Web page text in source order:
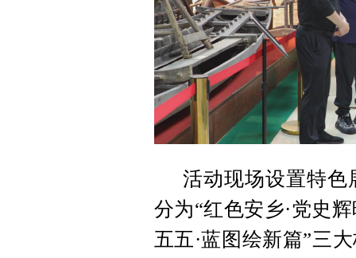
活动现场设置特色
分为“红色安乡·党史
五五·蓝图绘新篇”三